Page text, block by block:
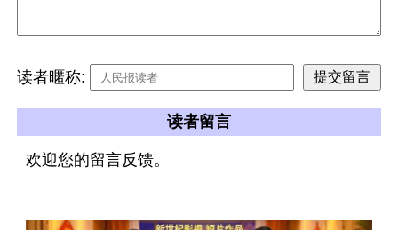
读者暱称:
读者留言
欢迎您的留言反馈。